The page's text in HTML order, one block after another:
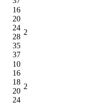
16
20
24
28
35
37
2
10
16
18
20
24
2